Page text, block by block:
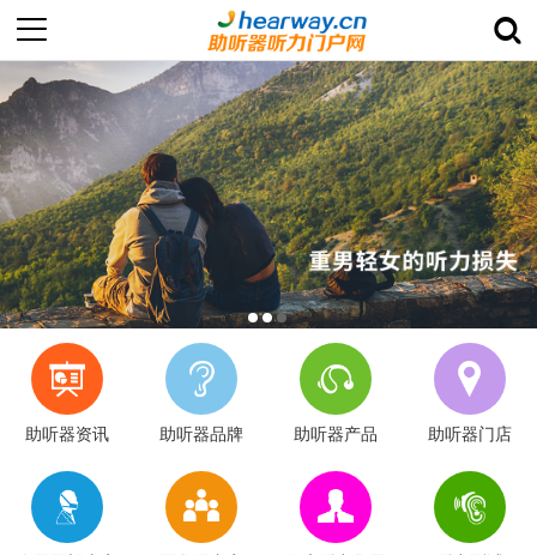
助听器资讯 助听器品牌 助听器产品 助听器门店